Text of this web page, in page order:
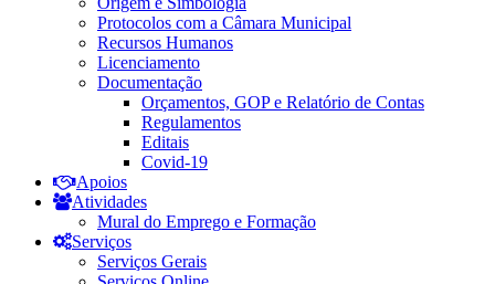
Protocolos com a Câmara Municipal
Recursos Humanos
Licenciamento
Documentação
Orçamentos, GOP e Relatório de Contas
Regulamentos
Editais
Covid-19
Apoios
Atividades
Mural do Emprego e Formação
Serviços
Serviços Gerais